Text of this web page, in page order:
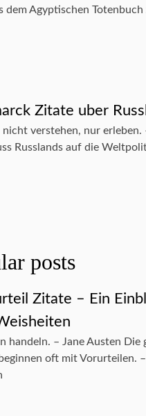
dem Agyptischen Totenbuch
Zitate uber
nicht verstehen, nur
Russlands auf die
posts
Zitate – Ein
handeln. – Jane Austen Die
oft mit Vorurteilen.